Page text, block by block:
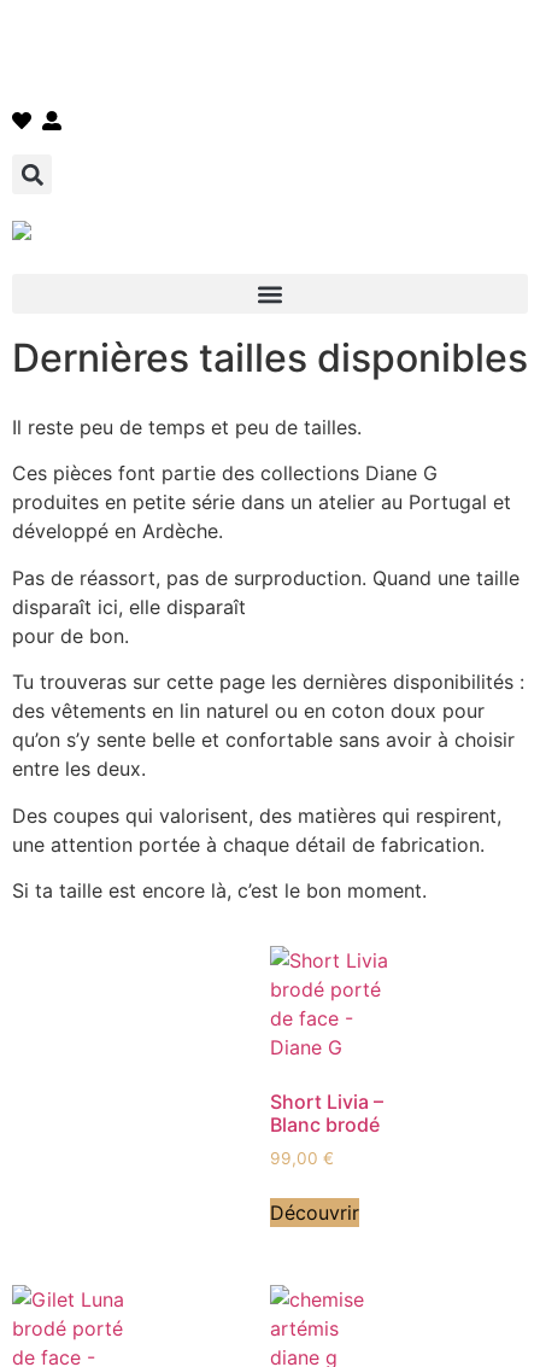
Dernières tailles disponibles
Il reste peu de temps et peu de tailles.
Ces pièces font partie des collections Diane G
produites en petite série dans un atelier au Portugal et
développé en Ardèche.
Pas de réassort, pas de surproduction. Quand une taille
disparaît ici, elle disparaît
pour de bon.
Tu trouveras sur cette page les dernières disponibilités :
des vêtements en lin naturel ou en coton doux pour
qu’on s’y sente belle et confortable sans avoir à choisir
entre les deux.
Des coupes qui valorisent, des matières qui respirent,
une attention portée à chaque détail de fabrication.
Si ta taille est encore là, c’est le bon moment.
Short Livia –
Blanc brodé
99,00 €
Découvrir